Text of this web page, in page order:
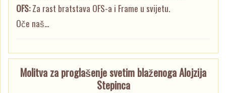
OFS:Za rast bratstava OFS-a i Frame u svijetu.
Oče naš...
Molitva za proglašenje svetim blaženoga Alojzija
Stepinca